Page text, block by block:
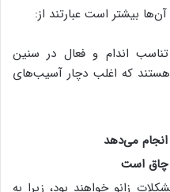
بیشتر است عبارتند از:
تناسب اندام و فعال در سنین
کسانی هستند که اغلب دچار آسیب‌های
می‌دهد
است